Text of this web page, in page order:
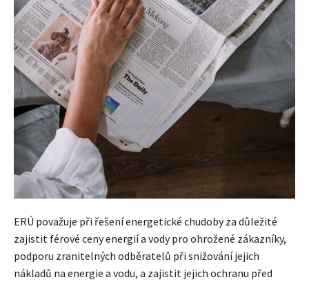
ERÚ považuje při řešení energetické chudoby za důležité
zajistit férové ​​ceny energií a vody pro ohrožené zákazníky,
podporu zranitelných odběratelů při snižování jejich
nákladů na energie a vodu, a zajistit jejich ochranu před